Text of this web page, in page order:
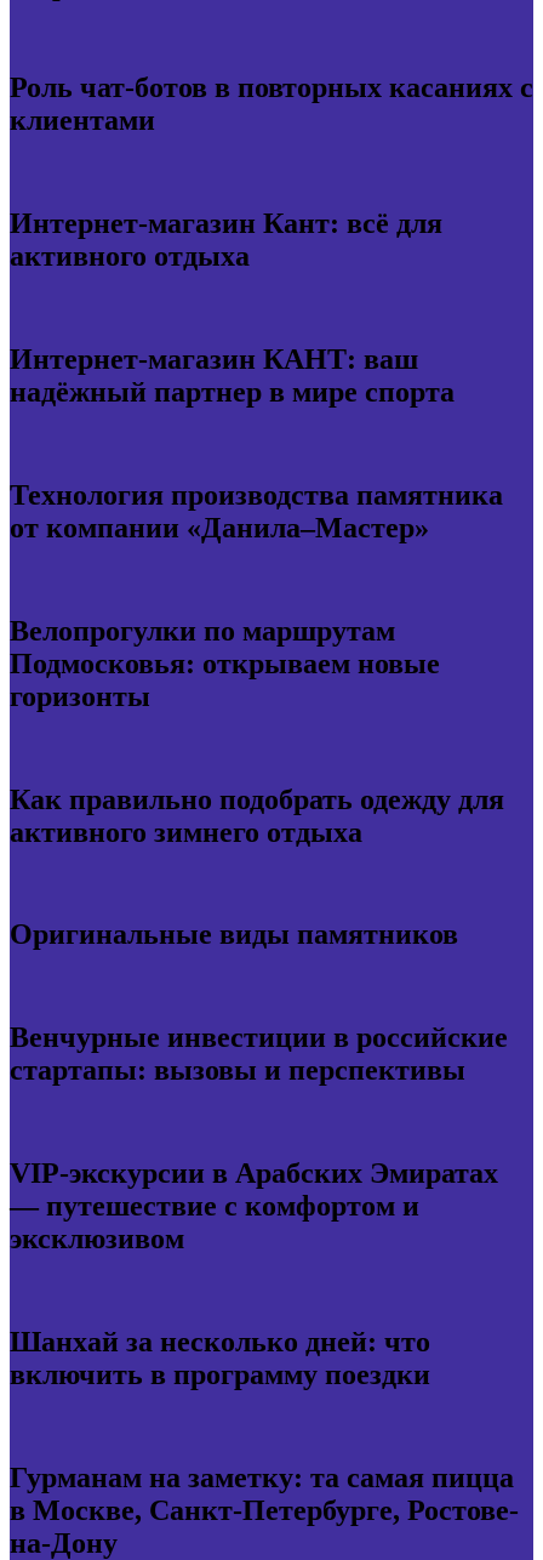
Роль чат-ботов в повторных касаниях с
клиентами
Интернет-магазин Кант: всё для
активного отдыха
Интернет-магазин КАНТ: ваш
надёжный партнер в мире спорта
Технология производства памятника
от компании «Данила–Мастер»
Велопрогулки по маршрутам
Подмосковья: открываем новые
горизонты
Как правильно подобрать одежду для
активного зимнего отдыха
Оригинальные виды памятников
Венчурные инвестиции в российские
стартапы: вызовы и перспективы
VIP-экскурсии в Арабских Эмиратах
— путешествие с комфортом и
эксклюзивом
Шанхай за несколько дней: что
включить в программу поездки
Гурманам на заметку: та самая пицца
в Москве, Санкт-Петербурге, Ростове-
на-Дону